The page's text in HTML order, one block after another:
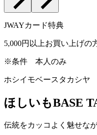
JWAYカード特典
5,000円以上お買い上げの
※条件 本人のみ
ホシイモベースタカシヤ
ほしいもBASE
伝統をカッコよく魅せな